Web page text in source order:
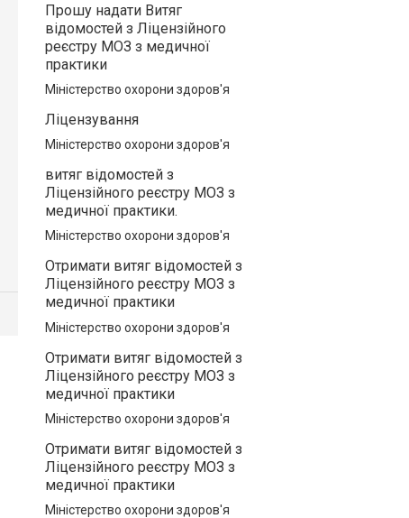
Прошу надати Витяг
відомостей з Ліцензійного
реєстру МОЗ з медичної
практики
Міністерство охорони здоров'я
Ліцензування
Міністерство охорони здоров'я
витяг відомостей з
Ліцензійного реєстру МОЗ з
медичної практики.
Міністерство охорони здоров'я
Отримати витяг відомостей з
Ліцензійного реєстру МОЗ з
медичної практики
Міністерство охорони здоров'я
Отримати витяг відомостей з
Ліцензійного реєстру МОЗ з
медичної практики
Міністерство охорони здоров'я
Отримати витяг відомостей з
Ліцензійного реєстру МОЗ з
медичної практики
Міністерство охорони здоров'я